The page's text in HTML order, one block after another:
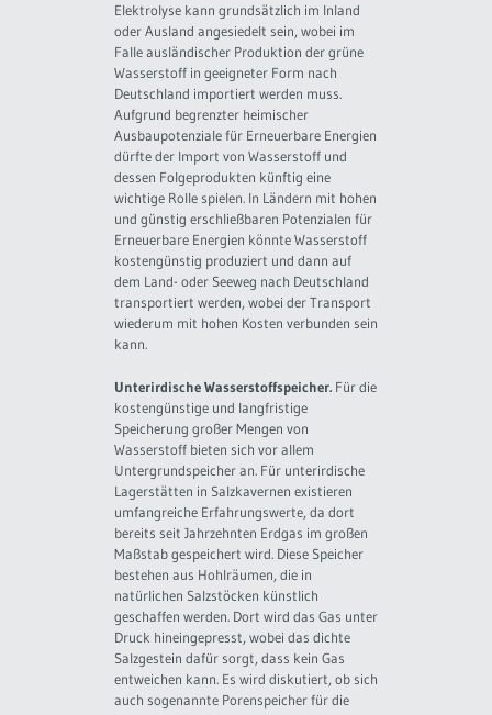
Elektrolyse kann grundsätzlich im Inland
oder Ausland angesiedelt sein, wobei im
Falle ausländischer Produktion der grüne
Wasserstoff in geeigneter Form nach
Deutschland importiert werden muss.
Aufgrund begrenzter heimischer
Ausbaupotenziale für Erneuerbare Energien
dürfte der Import von Wasserstoff und
dessen Folgeprodukten künftig eine
wichtige Rolle spielen. In Ländern mit hohen
und günstig erschließbaren Potenzialen für
Erneuerbare Energien könnte Wasserstoff
kostengünstig produziert und dann auf
dem Land- oder Seeweg nach Deutschland
transportiert werden, wobei der Transport
wiederum mit hohen Kosten verbunden sein
kann.
Unterirdische Wasserstoffspeicher.Für die
kostengünstige und langfristige
Speicherung großer Mengen von
Wasserstoff bieten sich vor allem
Untergrundspeicher an. Für unterirdische
Lagerstätten in Salzkavernen existieren
umfangreiche Erfahrungswerte, da dort
bereits seit Jahrzehnten Erdgas im großen
Maßstab gespeichert wird. Diese Speicher
bestehen aus Hohlräumen, die in
natürlichen Salzstöcken künstlich
geschaffen werden. Dort wird das Gas unter
Druck hineingepresst, wobei das dichte
Salzgestein dafür sorgt, dass kein Gas
entweichen kann. Es wird diskutiert, ob sich
auch sogenannte Porenspeicher für die